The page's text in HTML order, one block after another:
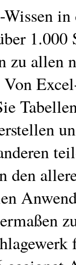
zu allen